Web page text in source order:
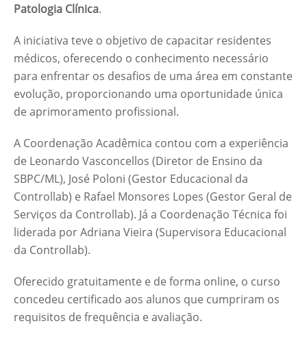
Patologia Clínica.
A iniciativa teve o objetivo de capacitar residentes
médicos, oferecendo o conhecimento necessário
para enfrentar os desafios de uma área em constante
evolução, proporcionando uma oportunidade única
de aprimoramento profissional.
A Coordenação Acadêmica contou com a experiência
de Leonardo Vasconcellos (Diretor de Ensino da
SBPC/ML), José Poloni (Gestor Educacional da
Controllab) e Rafael Monsores Lopes (Gestor Geral de
Serviços da Controllab). Já a Coordenação Técnica foi
liderada por Adriana Vieira (Supervisora Educacional
da Controllab).
Oferecido gratuitamente e de forma online, o curso
concedeu certificado aos alunos que cumpriram os
requisitos de frequência e avaliação.